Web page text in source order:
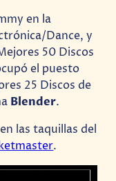
en la
Dance, y
50 Discos
el puesto
25 Discos de
Blender.
las taquillas del
.